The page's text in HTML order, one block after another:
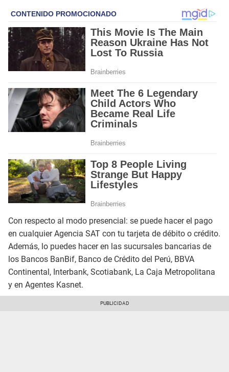
Con respecto al modo presencial: se puede hacer el pago
en cualquier Agencia SAT con tu tarjeta de débito o crédito.
Además, lo puedes hacer en las sucursales bancarias de
los Bancos BanBif, Banco de Crédito del Perú, BBVA
Continental, Interbank, Scotiabank, La Caja Metropolitana
y en Agentes Kasnet.